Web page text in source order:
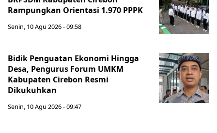
Rampungkan Orientasi 1.970 PPPK
Senin, 10 Agu 2026 - 09:58
Bidik Penguatan Ekonomi Hingga
Desa, Pengurus Forum UMKM
Kabupaten Cirebon Resmi
Dikukuhkan
Senin, 10 Agu 2026 - 09:47